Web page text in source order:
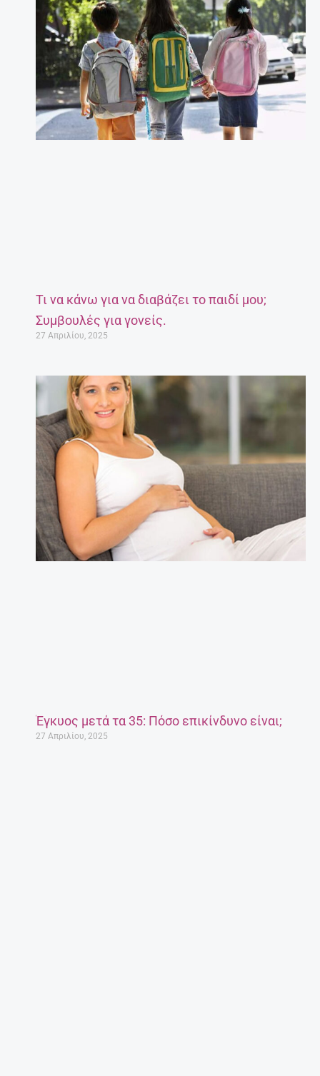
Τι να κάνω για να διαβάζει το παιδί μου;
Συμβουλές για γονείς.
27 Απριλίου, 2025
Έγκυος μετά τα 35: Πόσο επικίνδυνο είναι;
27 Απριλίου, 2025